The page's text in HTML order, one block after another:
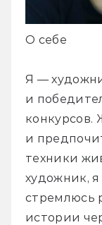
О себе
Я —
и
конкурсов.
и
техники
художник,
стремлюсь
истории